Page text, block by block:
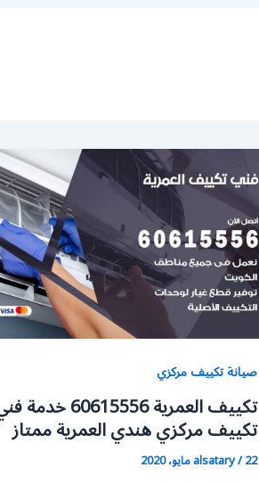
صيانة تكييف مركزي
تكييف العمرية 60615556
تكييف مركزي هندي العمرية ممتاز
alsatary/22 مايو، 2020